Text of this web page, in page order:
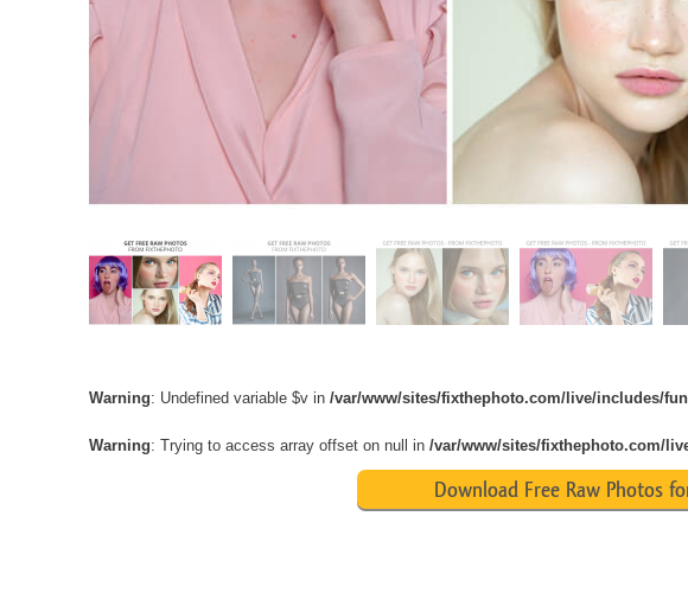
Warning: Undefined variable $v in /var/www/sites/fixthephoto.com/live/includes/
Warning: Trying to access array offset on null in /var/www/sites/fixthephoto.com/
Download Free Raw Photos